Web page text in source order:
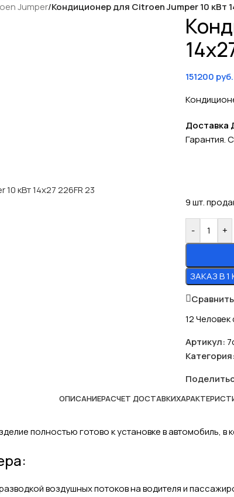
Jumper/Кондиционер для Citroen Jumper 10 кВт
151200 руб.
Доставка
Гарантия.
9шт.
- +
ЗАКАЗ В 1
Сравнить
12Человек
Артикул:
Категория:
ОПИСАНИЕРАСЧЕТ ДОСТАВКИ
полностью готово к установке в автомобиль,
воздушных потоков на водителя и